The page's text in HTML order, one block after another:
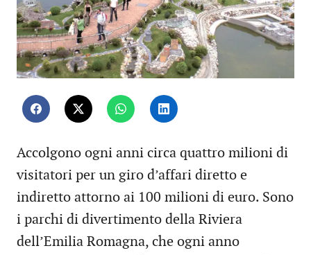
Accolgono ogni anni circa quattro milioni di
visitatori per un giro d’affari diretto e
indiretto attorno ai 100 milioni di euro. Sono
i parchi di divertimento della Riviera
dell’Emilia Romagna, che ogni anno